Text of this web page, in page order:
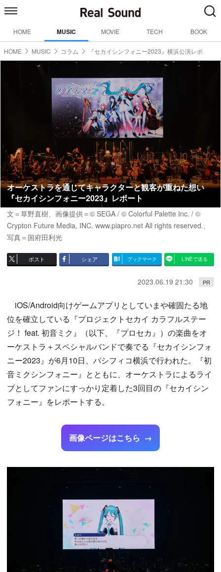
HOME MUSIC MOVIE TECH BOOK
HOME MUSIC コラム 『セカイシンフォニー2023』横浜公演レポ
オーケストラを通じてキャラクターと観客が重ねた想い
『セカイシンフォニー2023』レポート
文＝草野直樹、画像提供＝© SEGA / © Colorful Palette Inc. / ©
Crypton Future Media, INC. www.piapro.net All rights reserved.、
写真＝国府田利光
ポスト シェア ブックマーク LINEで送る
2023.06.19 21:30 PR
iOS/Android向けゲームアプリとしていまや確固たる地
位を確立している『プロジェクトセカイ カラフルステー
ジ！ feat. 初音ミク』（以下、『プロセカ』）の楽曲をオ
ーケストラ＋スペシャルバンドで奏でる『セカイシンフォ
ニー2023』が6月10日、パシフィコ横浜で行われた。『初
音ミクシンフォニー』とともに、オーケストラによるライ
ブとしてファンにすっかり定着した3回目の『セカイシン
フォニー』をレポートする。
画像ページはこちら